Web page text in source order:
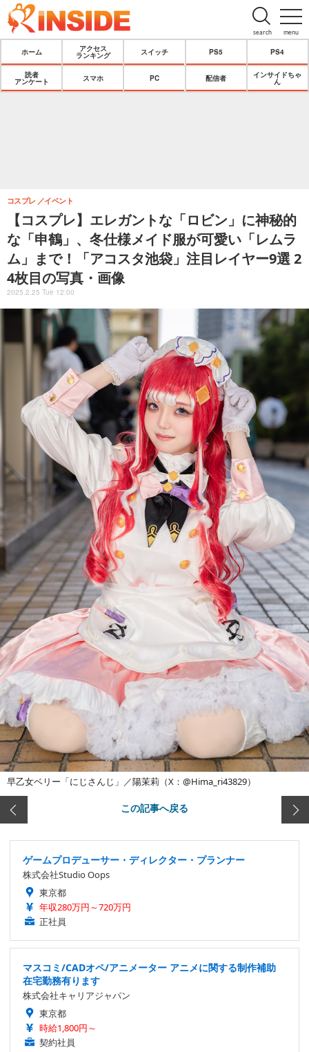
menu
search
ホーム
アクセス
ランキング
スイッチ PS5 PS4
読者
アンケート
スマホ PC 配信者
インサイドちゃ
ん
【コスプレ】エレガントな「ロビン」に神秘的
な「申鶴」、冬仕様メイド服が可愛い「レムラ
ム」まで！「アコスタ池袋」注目レイヤー9選 2
4枚目の写真・画像
コスプレ イベント
2025.2.25 Tue 12:00
早乙女ベリー「にじさんじ」／陽茉莉（X：@Hima_ri43829）
この記事へ戻る
ゲームプロデューサー・ディレクター・プランナー
株式会社Studio Oops
東京都
年収280万円～720万円
正社員
マスコミ/CADオペ/アニメーター アニメに関する制作補助
在宅勤務有ります
株式会社キャリアジャパン
東京都
時給1,800円～
契約社員